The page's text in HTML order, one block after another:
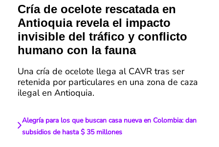
Cría de ocelote rescatada en
Antioquia revela el impacto
invisible del tráfico y conflicto
humano con la fauna
Una cría de ocelote llega al CAVR tras ser
retenida por particulares en una zona de caza
ilegal en Antioquia.
Alegría para los que buscan casa nueva en Colombia: dan
subsidios de hasta $ 35 millones